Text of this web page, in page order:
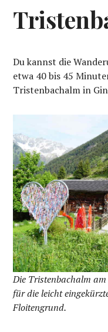
Du kannst die
etwa 40 bis 45
Tristenbachalm in
Die Tristenbachalm
für die leicht
Floitengrund.